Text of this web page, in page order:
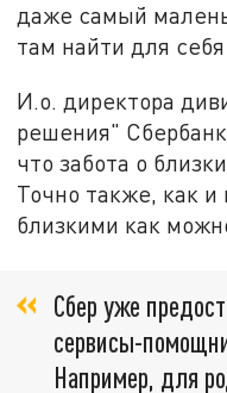
даже самый
там найти для
И.о. директора
решения"
что забота о
Точно также, как и
близкими как
Сбер уже
сервисы-
Например, для